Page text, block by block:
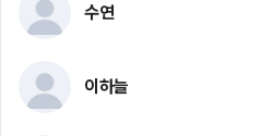
수연
이하늘